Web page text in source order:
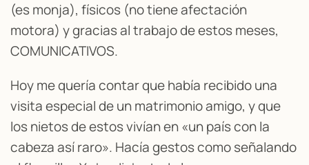
(es monja), físicos (no tiene afectación
motora) y gracias al trabajo de estos meses,
COMUNICATIVOS.
Hoy me quería contar que había recibido una
visita especial de un matrimonio amigo, y que
los nietos de estos vivían en «un país con la
cabeza así raro». Hacía gestos como señalando